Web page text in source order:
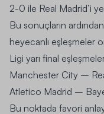
2-0 ile Real Madrid’i
Bu sonuçların
heyecanlı eşleşmeler
Ligi yarı final
Manchester City –
Atletico Madrid –
Bu noktada favori